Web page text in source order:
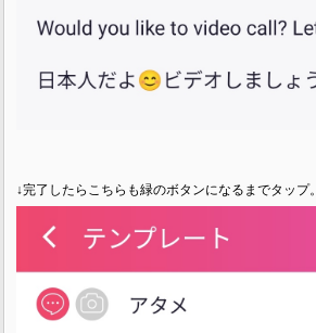
↓完了したらこちらも緑のボタンになるまでタップ。